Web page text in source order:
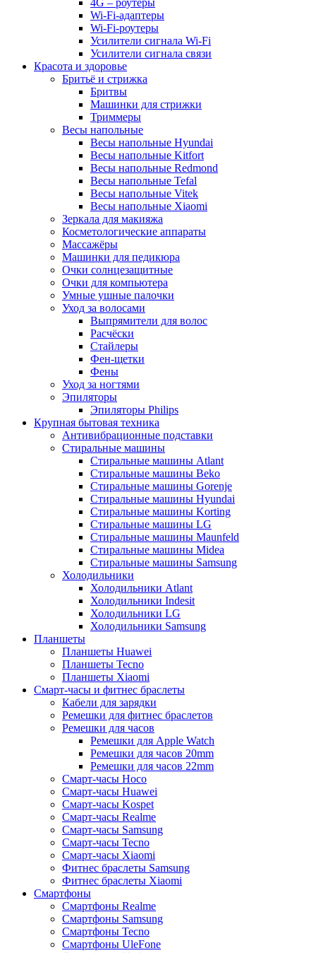
4G – роутеры
Wi-Fi-адаптеры
Wi-Fi-роутеры
Усилители сигнала Wi-Fi
Усилители сигнала связи
Красота и здоровье
Бритьё и стрижка
Бритвы
Машинки для стрижки
Триммеры
Весы напольные
Весы напольные Hyundai
Весы напольные Kitfort
Весы напольные Redmond
Весы напольные Tefal
Весы напольные Vitek
Весы напольные Xiaomi
Зеркала для макияжа
Косметологические аппараты
Массажёры
Машинки для педикюра
Очки cолнцезащитные
Очки для компьютера
Умные ушные палочки
Уход за волосами
Выпрямители для волос
Расчёски
Стайлеры
Фен-щетки
Фены
Уход за ногтями
Эпиляторы
Эпиляторы Philips
Крупная бытовая техника
Антивибрационные подставки
Стиральные машины
Стиральные машины Atlant
Стиральные машины Beko
Стиральные машины Gorenje
Стиральные машины Hyundai
Стиральные машины Korting
Стиральные машины LG
Стиральные машины Maunfeld
Стиральные машины Midea
Стиральные машины Samsung
Холодильники
Холодильники Atlant
Холодильники Indesit
Холодильники LG
Холодильники Samsung
Планшеты
Планшеты Huawei
Планшеты Tecno
Планшеты Xiaomi
Смарт-часы и фитнес браслеты
Кабели для зарядки
Ремешки для фитнес браслетов
Ремешки для часов
Ремешки для Apple Watch
Ремешки для часов 20mm
Ремешки для часов 22mm
Смарт-часы Hoco
Смарт-часы Huawei
Смарт-часы Kospet
Смарт-часы Realme
Смарт-часы Samsung
Смарт-часы Tecno
Смарт-часы Xiaomi
Фитнес браслеты Samsung
Фитнес браслеты Xiaomi
Смартфоны
Смартфоны Realme
Смартфоны Samsung
Смартфоны Tecno
Смартфоны UleFone